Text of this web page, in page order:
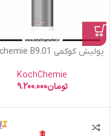
پولیش کوکمی Kochchemie B9.01
KochChemie
تومان9.200.000